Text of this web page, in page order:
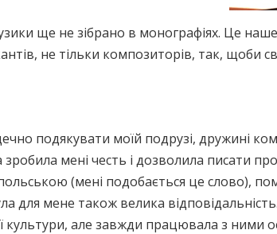
ще не зібрано в монографіях. Це
не тільки композиторів, так, щоби
подякувати моїй подрузі, дружині
зробила мені честь і дозволила писати
(мені подобається це слово),
для мене також велика
культури, але завжди працювала з ними